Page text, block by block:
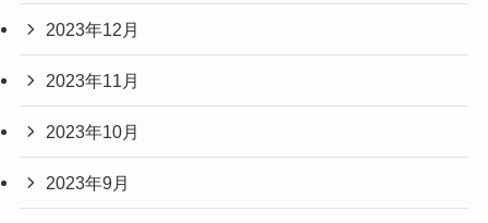
2023年12月
2023年11月
2023年10月
2023年9月